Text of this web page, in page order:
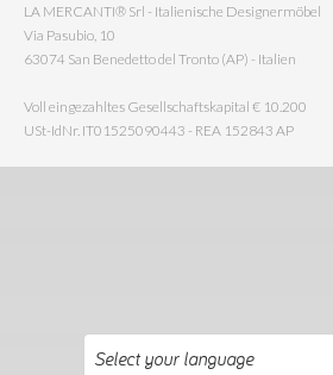
LA MERCANTI® Srl - Italienische Designermöbel
Via Pasubio, 10
63074 San Benedetto del Tronto (AP) - Italien
Voll eingezahltes Gesellschaftskapital € 10.200
USt-IdNr. IT01525090443 - REA 152843 AP